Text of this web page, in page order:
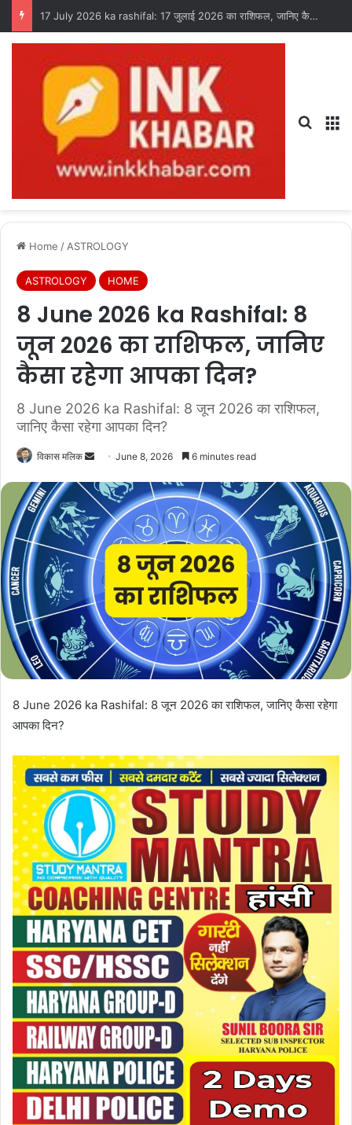
17 July 2026 ka rashifal: 17 जुलाई 2026 का राशिफल, जानिए कैसा रहेगा आपका दिन?
Home / ASTROLOGY
ASTROLOGY HOME
8 June 2026 ka Rashifal: 8
जून 2026 का राशिफल, जानिए
कैसा रहेगा आपका दिन?
8 June 2026 ka Rashifal: 8 जून 2026 का राशिफल,
जानिए कैसा रहेगा आपका दिन?
विकास मलिक
n
d
a
n
e
a
i
June 8, 2026 6 minutes read
8 June 2026 ka Rashifal: 8 जून 2026 का राशिफल, जानिए कैसा रहेगा
आपका दिन?